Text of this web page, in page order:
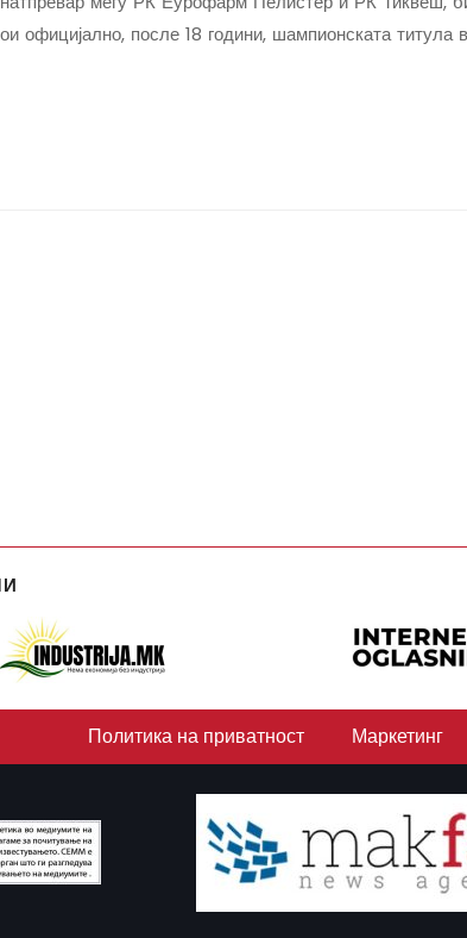
официјално, после 18 години, шампионската титула
Политика на приватност Маркетинг